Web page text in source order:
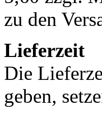
zu den
Lieferzeit
Die
geben,